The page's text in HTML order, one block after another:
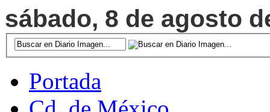
sábado, 8 de agosto
Portada